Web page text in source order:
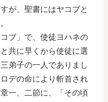
が、聖書にはヤコブと
ブ」で、使徒ヨハネの
共に早くから使徒に選
弟子の一人でありまし
デの命により斬首され
一、二節に、「その頃